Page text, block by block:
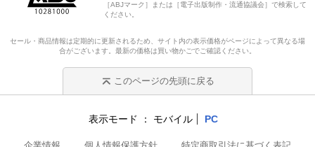
［ABJマーク］または［電子出版制作・流通協議会］で検索して
ください。
セール・商品情報は定期的に更新されるため、サイト内の表示価格がページによって異なる場
合がございます。最新の価格は買い物かごでご確認ください。
このページの先頭に戻る
表示モード モバイル PC